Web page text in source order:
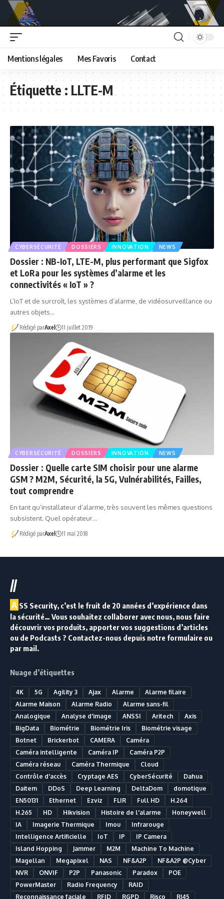
Mentions légales Mes Favoris Contact
Étiquette :LLTE-M
CYBERSÉCURITÉ DOSSIERS INNOVATION NEWS
Dossier : NB-IoT, LTE-M, plus performant que Sigfox
et LoRa pour les systèmes d’alarme et les
connectivités « IoT » ?
L’IoT et de surcroît, les systèmes d’alarme, de vidéosurveillance ou
autres objets…
Rédigé parAxel 11 juillet 2019
CYBERSÉCURITÉ DOSSIERS INNOVATION NEWS
Dossier : Quelle carte SIM choisir pour une alarme
GSM ? M2M, Sécurité, la 5G, Vulnérabilités, Failles,
tout comprendre
En tant qu’installateur d’alarme, très souvent les mêmes questions
subsistent. Quel opérateur…
Rédigé parAxel 11 mai 2018
//
A SS Security, c’est le fruit de 20 années d’expérience dans
la sécurité… Vous souhaitez collaborer avec nous, nous faire
découvrir vos produits, apporter vos suggestions d’articles
ou de Podcasts ? Contactez-nous depuis notre formulaire ou
par mail.
Nuage d’étiquettes
4K 5G Agility 3 Ajax Alarme
Alarme filaire
Alarme Maison
Alarme Radio
Alarme sans-fil
Analogique
Analyse d'image ANSSI Aritech
Axis
BigData
Biométrie Biométrie Iris
Biométrie visage
Botnet
Brickerbot CAMERA
Caméra
Caméra intelligente
Caméra IP
Caméra P2P
Caméra réseau
Caméra Thermique
Cloud
Contrôle d'accès
Cryptage AES CyberSécurité
Dahua
Daitem
DDoS Deep Learning DeltaDom
domotique
EN50131
Ethernet Ezviz FLIR Full HD
H.264
H.265
HD Hikvision Histoire de l'alarme
Honeywell
IA
Imagerie Thermique Imou
Infrarouge
Intelligence Artificielle
IoT IP
IP Camera
Island Hopping
Jammer M2M
Machine To Machine
Magellan
Megapixel NAS NF&A2P
NF&A2P @Cyber
NVR
ONVIF P2P Panasonic Paradox
POE
PowerMaster
Radio Frequency
RAID
Reconnaissance faciale
RFID RGPD Risco RJ45